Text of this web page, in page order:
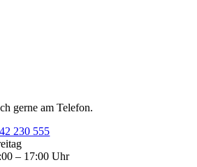
gerne am Telefon.
230 555
– 17:00 Uhr